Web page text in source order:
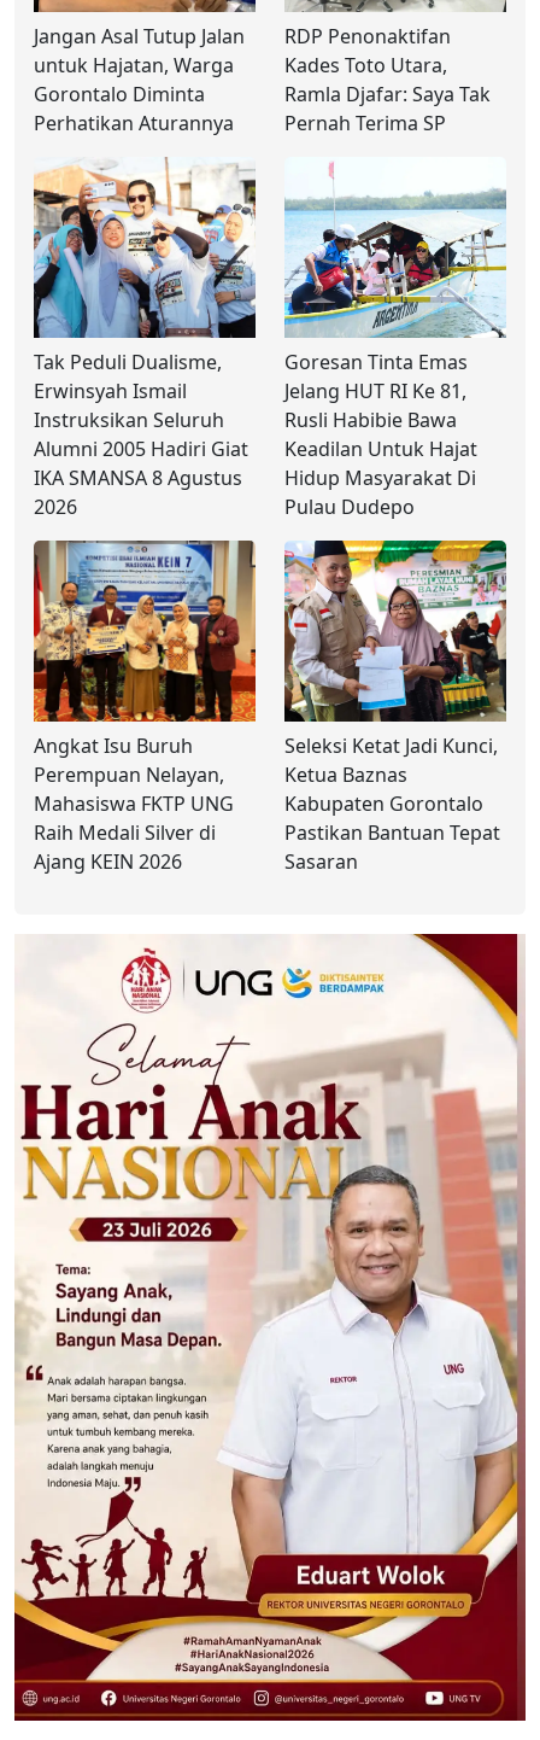
Jangan Asal Tutup Jalan
untuk Hajatan, Warga
Gorontalo Diminta
Perhatikan Aturannya
RDP Penonaktifan
Kades Toto Utara,
Ramla Djafar: Saya Tak
Pernah Terima SP
Tak Peduli Dualisme,
Erwinsyah Ismail
Instruksikan Seluruh
Alumni 2005 Hadiri Giat
IKA SMANSA 8 Agustus
2026
Goresan Tinta Emas
Jelang HUT RI Ke 81,
Rusli Habibie Bawa
Keadilan Untuk Hajat
Hidup Masyarakat Di
Pulau Dudepo
Angkat Isu Buruh
Perempuan Nelayan,
Mahasiswa FKTP UNG
Raih Medali Silver di
Ajang KEIN 2026
Seleksi Ketat Jadi Kunci,
Ketua Baznas
Kabupaten Gorontalo
Pastikan Bantuan Tepat
Sasaran